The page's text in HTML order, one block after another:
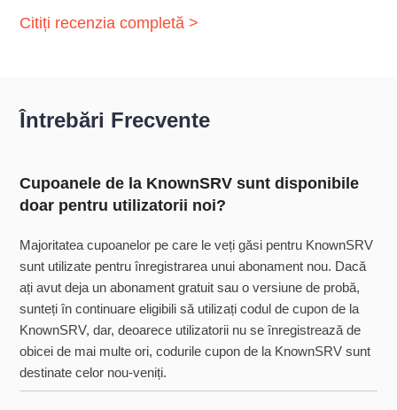
Citiți recenzia completă >
Întrebări Frecvente
Cupoanele de la KnownSRV sunt disponibile
doar pentru utilizatorii noi?
Majoritatea cupoanelor pe care le veți găsi pentru KnownSRV
sunt utilizate pentru înregistrarea unui abonament nou. Dacă
ați avut deja un abonament gratuit sau o versiune de probă,
sunteți în continuare eligibili să utilizați codul de cupon de la
KnownSRV, dar, deoarece utilizatorii nu se înregistrează de
obicei de mai multe ori, codurile cupon de la KnownSRV sunt
destinate celor nou-veniți.